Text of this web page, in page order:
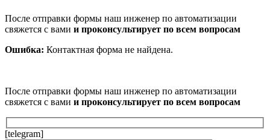
После отправки формы наш инженер по автоматизации
свяжется с вами и проконсультирует по всем вопросам
Ошибка: Контактная форма не найдена.
После отправки формы наш инженер по автоматизации
свяжется с вами и проконсультирует по всем вопросам
[telegram]